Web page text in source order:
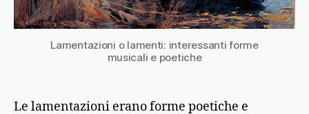
Lamentazioni o lamenti: interessanti forme
musicali e poetiche
Le lamentazioni erano forme poetiche e